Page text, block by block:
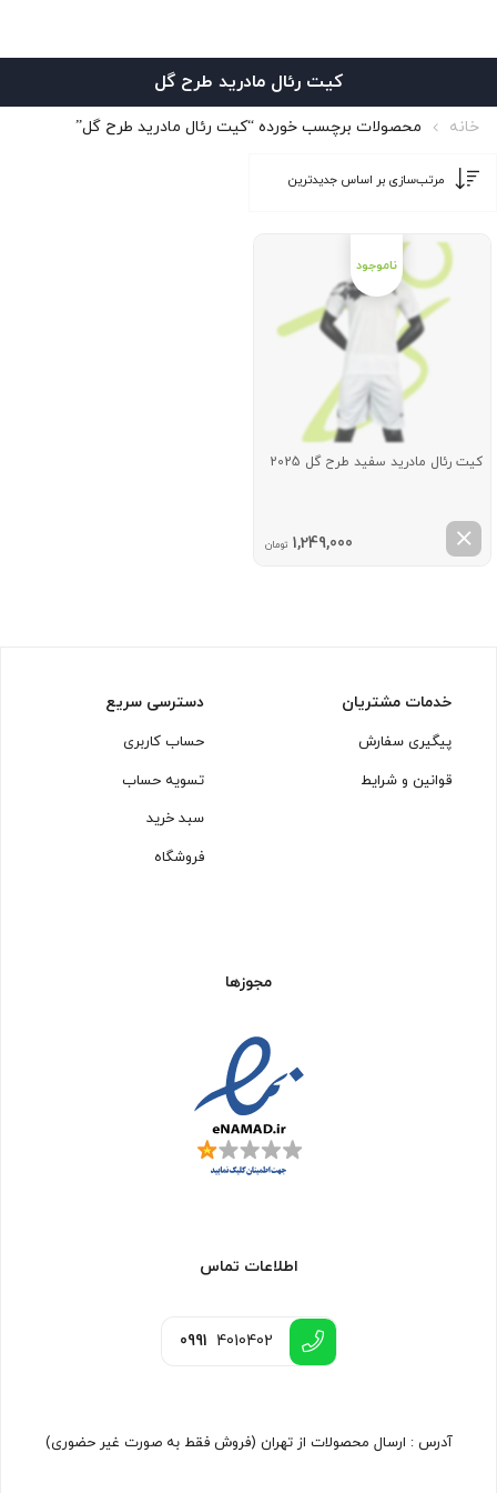
کیت رئال مادرید طرح گل
خانه محصولات برچسب خورده “کیت رئال مادرید طرح گل”
کیت رئال مادرید سفید طرح گل 2025
1,249,000 تومان
خدمات مشتریان
پیگیری سفارش
قوانین و شرایط
دسترسی سریع
حساب کاربری
تسویه حساب
سبد خرید
فروشگاه
مجوزها
اطلاعات تماس
0991 4010402
آدرس : ارسال محصولات از تهران (فروش فقط به صورت غیر حضوری)